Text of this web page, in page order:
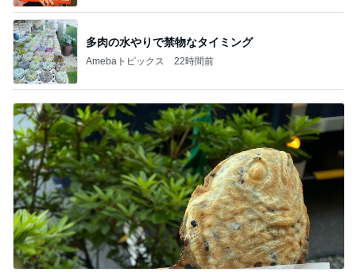
野沢直子 再婚相手と姉が初対面
Amebaトピックス 13時間前
記事を読む